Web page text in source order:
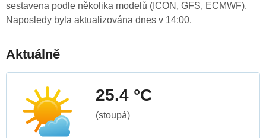
sestavena podle několika modelů (ICON, GFS, ECMWF).
Naposledy byla aktualizována dnes v 14:00.
Aktuálně
25.4 °C
(stoupá)